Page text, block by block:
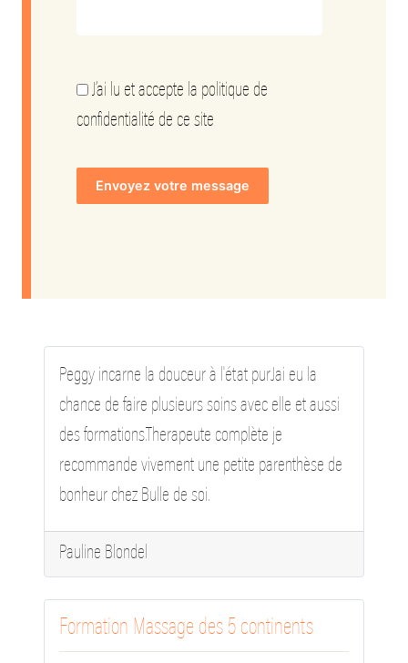
J’ai lu et accepte la politique de
confidentialité de ce site
Peggy incarne la douceur à l'état pur.Jai eu la
chance de faire plusieurs soins avec elle et aussi
des formations.Therapeute complète je
recommande vivement une petite parenthèse de
bonheur chez Bulle de soi.
Pauline Blondel
Formation Massage des 5 continents